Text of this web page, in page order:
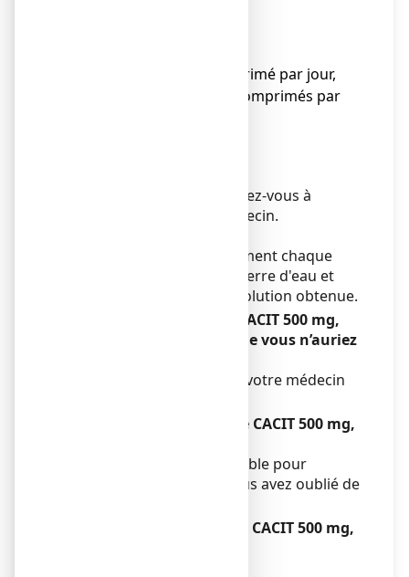
● de 6 à 10 ans : 1 comprimé par jour,
● de plus de 10 ans : 2 comprimés par
Dans tous les cas, conformez-vous à
l'ordonnance de votre médecin.
Faites dissoudre complètement chaque
comprimé dans un grand verre d'eau et
avalez immédiatement la solution obtenue.
Si vous avez pris plus de CACIT 500 mg,
comprimé effervescent que vous n’auriez
Consultez immédiatement votre médecin
Si vous oubliez de prendre CACIT 500 mg,
Ne prenez pas de dose double pour
compenser la dose que vous avez oublié de
Si vous arrêtez de prendre CACIT 500 mg,